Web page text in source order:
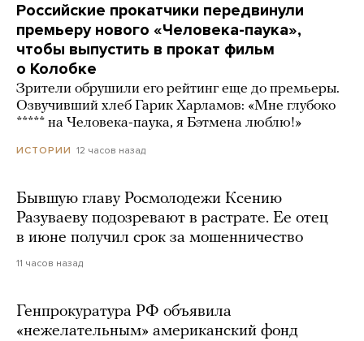
Российские прокатчики передвинули
премьеру нового «Человека-паука»,
чтобы выпустить в прокат фильм
о Колобке
Зрители обрушили его рейтинг еще до премьеры.
Озвучивший хлеб Гарик Харламов: «Мне глубоко
***** на Человека-паука, я Бэтмена люблю!»
ИСТОРИИ 12 часов назад
Бывшую главу Росмолодежи Ксению
Разуваеву подозревают в растрате. Ее отец
в июне получил срок за мошенничество
11 часов назад
Генпрокуратура РФ объявила
«нежелательным» американский фонд